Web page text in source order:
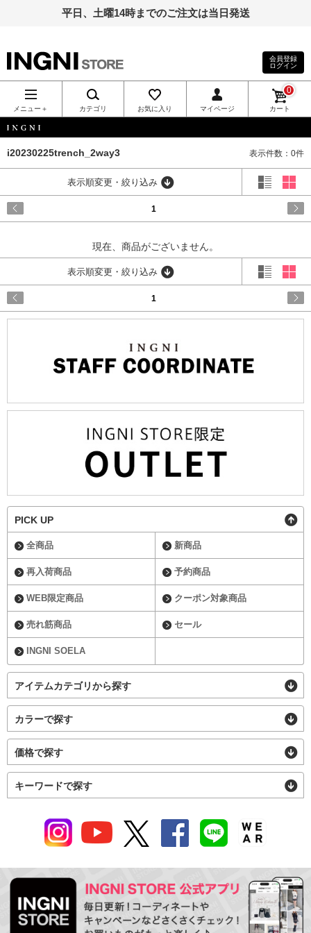
平日、土曜14時までのご注文は当日発送
INGNI（イン
グ）公式通
販｜INGNI
STORE
会員登録
ログイン
メニュー＋ カテゴリ お気に入り マイページ カート
0
i20230225trench_2way3 表示件数：0件
表示順変更・絞り込み
1
現在、商品がございません。
表示順変更・絞り込み
1
PICK UP
全商品 新商品
再入荷商品 予約商品
WEB限定商品 クーポン対象商品
売れ筋商品 セール
INGNI SOELA
アイテムカテゴリから探す
カラーで探す
価格で探す
キーワードで探す